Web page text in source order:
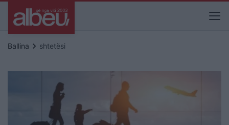
Ballina keyboard_arrow_right shtetësi